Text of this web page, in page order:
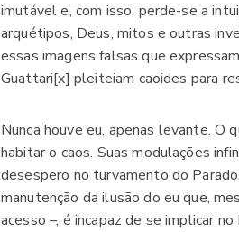
imutável e, com isso, perde-se a
arquétipos, Deus, mitos e outras
essas imagens falsas que
Guattari[x] pleiteiam caoides para
Nunca houve eu, apenas levante. O
habitar o caos. Suas modulações
desespero no turvamento do
manutenção da ilusão do eu que,
acesso –, é incapaz de se implicar